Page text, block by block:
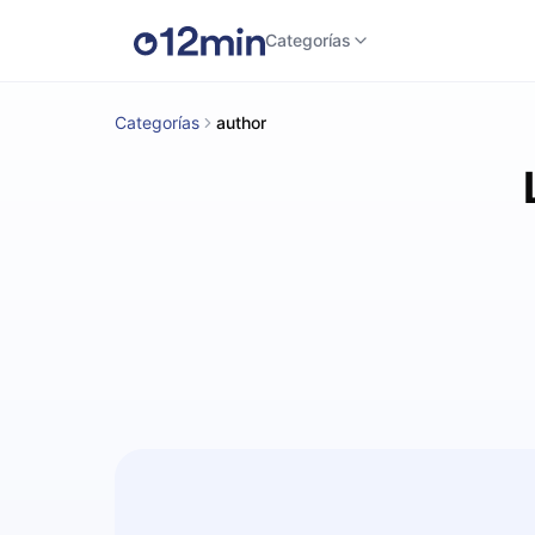
Categorías
Categorías author